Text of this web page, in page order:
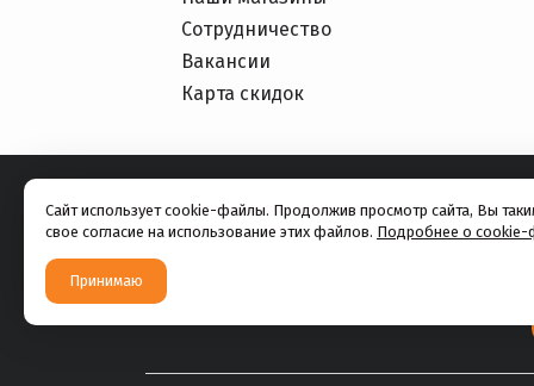
Сотрудничество
Вакансии
Карта скидок
Сайт использует cookie-файлы. Продолжив просмотр сайта, Вы
свое согласие на использование этих файлов. Подробнее о cookie-
Принимаю